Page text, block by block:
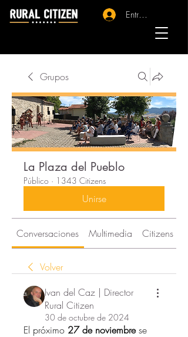
Entrar - Registro
Grupos
La Plaza del Pueblo
Público · 1343 Citizens
Unirse
Conversaciones Multimedia Citizens
Volver
Ivan del Caz | Director
Rural Citizen
30 de octubre de 2024
El próximo 27 de noviembre se